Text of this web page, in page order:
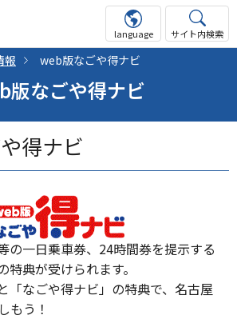
language サイト内検索
報 web版なごや得ナビ
版なごや得ナビ
得ナビ
の一日乗車券、24時間券を提示する
特典が受けられます。
「なごや得ナビ」の特典で、名古屋
もう！